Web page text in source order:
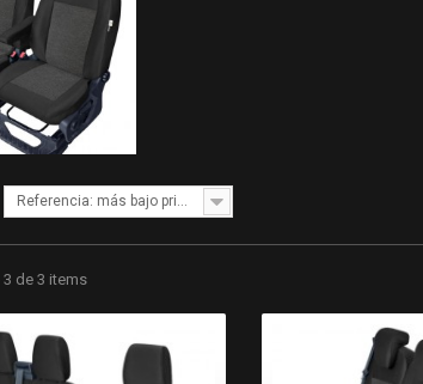
Referencia: más bajo primero
de 3 items